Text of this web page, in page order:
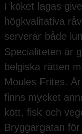
I köket lagas
högkvalitativa
serverar både
Specialiteten är
belgiska rätten
Moules Frites.
finns mycket
kött, fisk och
Bryggargatan